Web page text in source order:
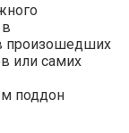
произошедших
или самих
поддон